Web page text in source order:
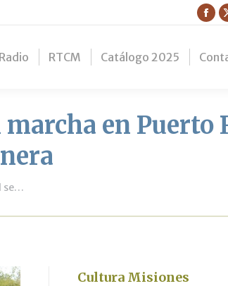
Radio RTCM Catálogo 2025
en Puerto
se…
Cultura Misiones